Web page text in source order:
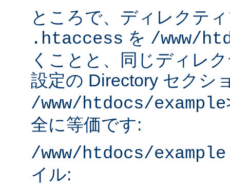
ところで、ディレクテ
.htaccess を /www/
くことと、同じディレ
設定の Directory セクシ
/www/htdocs/
全に等価です:
/www/htdocs/example
イル: